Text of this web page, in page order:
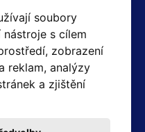
soubory
s cílem
zobrazení
reklam, analýzy
a zjištění